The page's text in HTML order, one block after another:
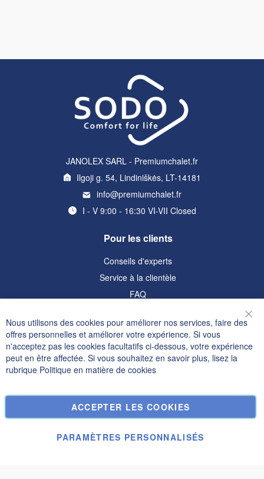
JANOLEX SARL - Premiumchalet.fr
Ilgoji g. 54, Lindiniškės, LT-14181
info@premiumchalet.fr
I - V 9:00 - 16:30 VI-VII Closed
Pour les clients
Conseils d'experts
Service à la clientèle
FAQ
Informations
Politique de confidentialité et cookies
Termes de recherche
Commandes et retours
Nous contacter
Nous utilisons des cookies pour améliorer nos services, faire des
offres personnelles et améliorer votre expérience. Si vous
n'acceptez pas les cookies facultatifs ci-dessous, votre expérience
peut en être affectée. Si vous souhaitez en savoir plus, lisez la
rubrique Politique en matière de cookies
ACCEPTER LES COOKIES
PARAMÈTRES PERSONNALISÉS